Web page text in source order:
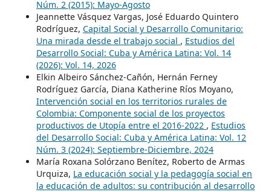
Núm. 2 (2015): Mayo-Agosto
Jeannette Vásquez Vargas, José Eduardo Quintero
Rodríguez, Capital Social y Desarrollo Comunitario:
Una mirada desde el trabajo social , Estudios del
Desarrollo Social: Cuba y América Latina: Vol. 14
(2026): Vol. 14, 2026
Elkin Albeiro Sánchez-Cañón, Hernán Ferney
Rodríguez García, Diana Katherine Ríos Moyano,
Intervención social en los territorios rurales de
Colombia: Componente social de los proyectos
productivos de Utopía entre el 2016-2022 , Estudios
del Desarrollo Social: Cuba y América Latina: Vol. 12
Núm. 3 (2024): Septiembre-Diciembre, 2024
María Roxana Solórzano Benítez, Roberto de Armas
Urquiza, La educación social y la pedagogía social en
la educación de adultos: su contribución al desarrollo